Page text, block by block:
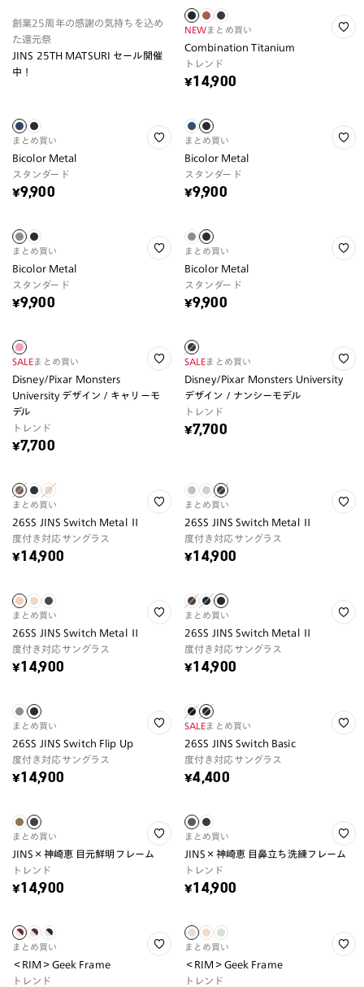
創業25周年の感謝の気持ちを込め
た還元祭
JINS 25TH MATSURI セール開催
中！
NEWまとめ買い
Combination Titanium
トレンド
¥14,900
まとめ買い
Bicolor Metal
スタンダード
¥9,900
まとめ買い
Bicolor Metal
スタンダード
¥9,900
まとめ買い
Bicolor Metal
スタンダード
¥9,900
まとめ買い
Bicolor Metal
スタンダード
¥9,900
SALEまとめ買い
Disney/Pixar Monsters
University デザイン / キャリーモ
デル
トレンド
¥7,700
SALEまとめ買い
Disney/Pixar Monsters University
デザイン / ナンシーモデル
トレンド
¥7,700
まとめ買い
26SS JINS Switch Metal Ⅱ
度付き対応サングラス
¥14,900
まとめ買い
26SS JINS Switch Metal Ⅱ
度付き対応サングラス
¥14,900
まとめ買い
26SS JINS Switch Metal Ⅱ
度付き対応サングラス
¥14,900
まとめ買い
26SS JINS Switch Metal Ⅱ
度付き対応サングラス
¥14,900
まとめ買い
26SS JINS Switch Flip Up
度付き対応サングラス
¥14,900
SALEまとめ買い
26SS JINS Switch Basic
度付き対応サングラス
¥4,400
まとめ買い
JINS×神崎恵 目元鮮明フレーム
トレンド
¥14,900
まとめ買い
JINS×神崎恵 目鼻立ち洗練フレーム
トレンド
¥14,900
まとめ買い
＜RIM＞Geek Frame
トレンド
まとめ買い
＜RIM＞Geek Frame
トレンド